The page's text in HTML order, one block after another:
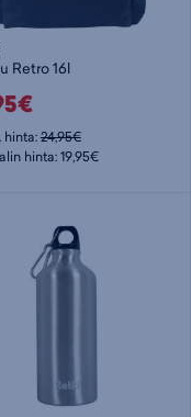
Retro 16l
hinta:24,95€
hinta: 19,95€